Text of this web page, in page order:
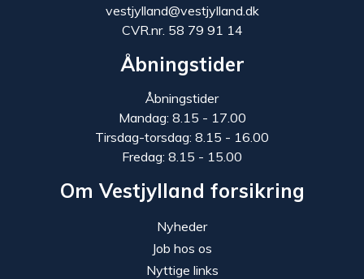
vestjylland@vestjylland.dk
CVR.nr. 58 79 91 14
Åbningstider
Åbningstider
Mandag: 8.15 - 17.00
Tirsdag-torsdag: 8.15 - 16.00
Fredag: 8.15 - 15.00
Om Vestjylland forsikring
Nyheder
Job hos os
Nyttige links